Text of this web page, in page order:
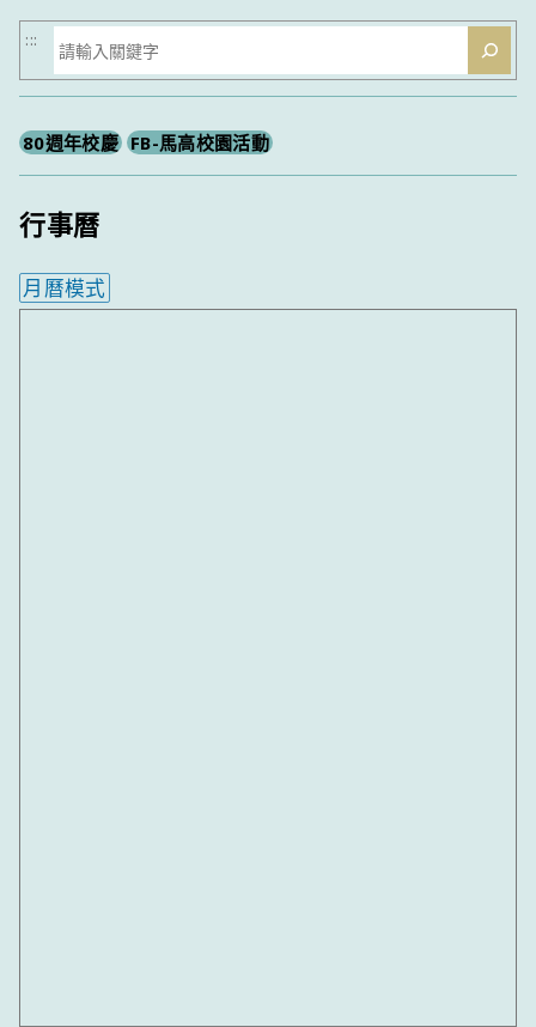
搜
尋
:::
80週年校慶 FB-馬高校園活動
行事曆
月曆模式